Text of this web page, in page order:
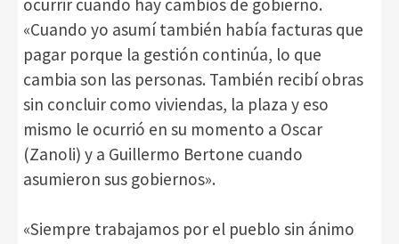
«Cuando yo asumí también había facturas que
pagar porque la gestión continúa, lo que
cambia son las personas. También recibí obras
sin concluir como viviendas, la plaza y eso
mismo le ocurrió en su momento a Oscar
(Zanoli) y a Guillermo Bertone cuando
asumieron sus gobiernos».
«Siempre trabajamos por el pueblo sin ánimo